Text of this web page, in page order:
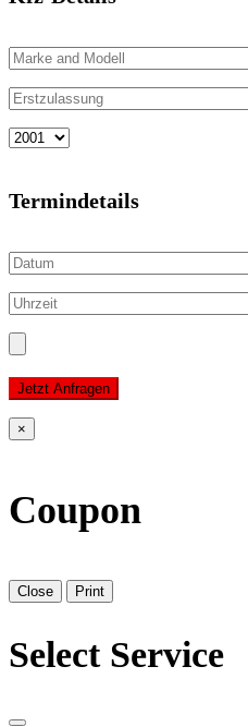
Termindetails
Jetzt Anfragen
×
Coupon
Close Print
Select Service